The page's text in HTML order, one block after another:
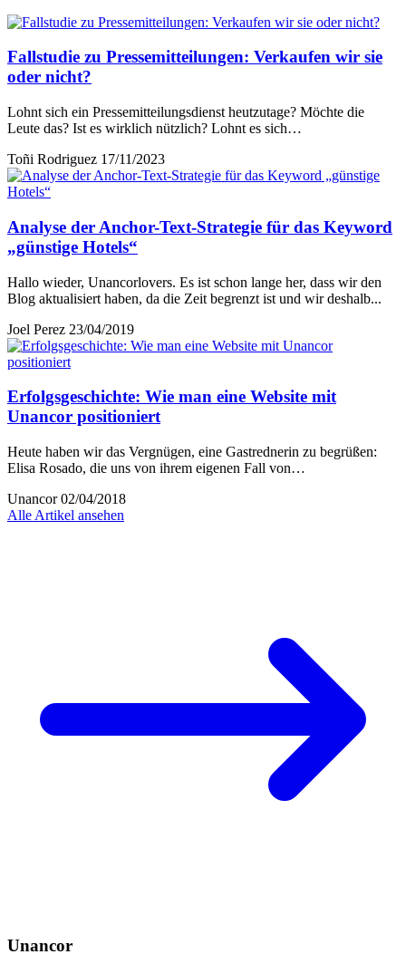
Fallstudie zu Pressemitteilungen: Verkaufen wir sie
oder nicht?
Lohnt sich ein Pressemitteilungsdienst heutzutage? Möchte die
Leute das? Ist es wirklich nützlich? Lohnt es sich…
Toñi Rodriguez 17/11/2023
Analyse der Anchor-Text-Strategie für das Keyword
„günstige Hotels“
Hallo wieder, Unancorlovers. Es ist schon lange her, dass wir den
Blog aktualisiert haben, da die Zeit begrenzt ist und wir deshalb...
Joel Perez 23/04/2019
Erfolgsgeschichte: Wie man eine Website mit
Unancor positioniert
Heute haben wir das Vergnügen, eine Gastrednerin zu begrüßen:
Elisa Rosado, die uns von ihrem eigenen Fall von…
Unancor 02/04/2018
Alle Artikel ansehen
Unancor